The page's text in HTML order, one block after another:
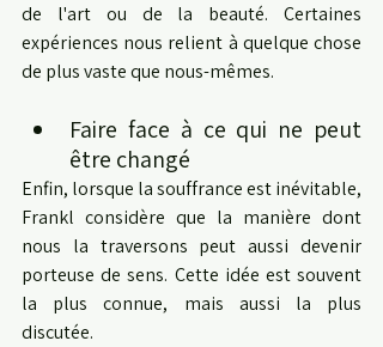
de l'art ou de la beauté. Certaines
expériences nous relient à quelque chose
de plus vaste que nous-mêmes.
Faire face à ce qui ne peut
être changé
Enfin, lorsque la souffrance est inévitable,
Frankl considère que la manière dont
nous la traversons peut aussi devenir
porteuse de sens. Cette idée est souvent
la plus connue, mais aussi la plus
discutée.